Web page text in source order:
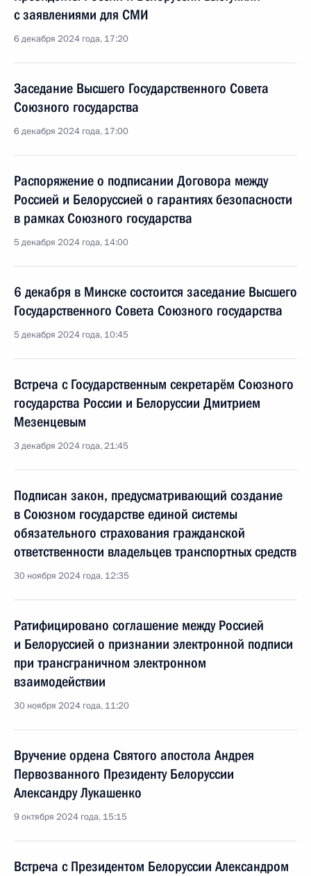
с заявлениями для СМИ
6 декабря 2024 года, 17:20
Заседание Высшего Государственного Совета
Союзного государства
6 декабря 2024 года, 17:00
Распоряжение о подписании Договора между
Россией и Белоруссией о гарантиях безопасности
в рамках Союзного государства
5 декабря 2024 года, 14:00
6 декабря в Минске состоится заседание Высшего
Государственного Совета Союзного государства
5 декабря 2024 года, 10:45
Встреча с Государственным секретарём Союзного
государства России и Белоруссии Дмитрием
Мезенцевым
3 декабря 2024 года, 21:45
Подписан закон, предусматривающий создание
в Союзном государстве единой системы
обязательного страхования гражданской
ответственности владельцев транспортных средств
30 ноября 2024 года, 12:35
Ратифицировано соглашение между Россией
и Белоруссией о признании электронной подписи
при трансграничном электронном
взаимодействии
30 ноября 2024 года, 11:20
Вручение ордена Святого апостола Андрея
Первозванного Президенту Белоруссии
Александру Лукашенко
9 октября 2024 года, 15:15
Встреча с Президентом Белоруссии Александром